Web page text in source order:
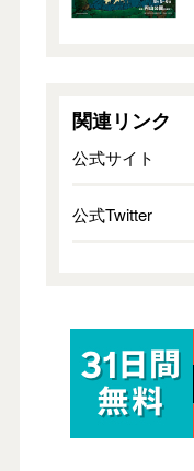
関連リンク
公式サイト
公式Twitter